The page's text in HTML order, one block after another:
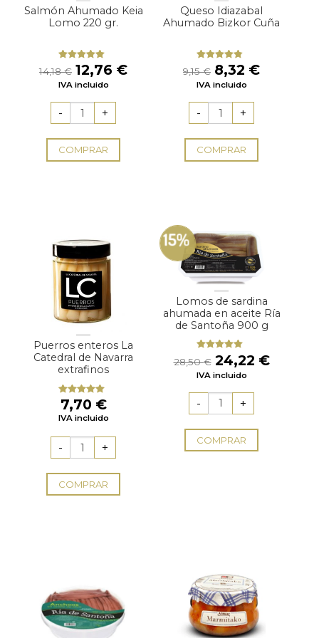
Salmón Ahumado Keia
Lomo 220 gr.
Valorado
con 5.00 de
5
14,18€ El
precio
era:
14,18 €.
12,76 €El
IVA incluido
COMPRAR
Queso Idiazabal
Ahumado Bizkor Cuña
Valorado
con4.50
de 5
9,15€ El
precio
era:
9,15 €.
8,32 €El
IVA incluido
COMPRAR
Puerros enteros La
Catedral de Navarra
extrafinos
Valorado
con5.00
de
5
7,70 €
IVA incluido
COMPRAR
15%
Lomos de sardina
ahumada en aceite Ría
de Santoña 900 g
Valorado
con 5.00de
5
28,50€ El
precio
era:
28,50 €.
24,22 €El
IVA incluido
COMPRAR